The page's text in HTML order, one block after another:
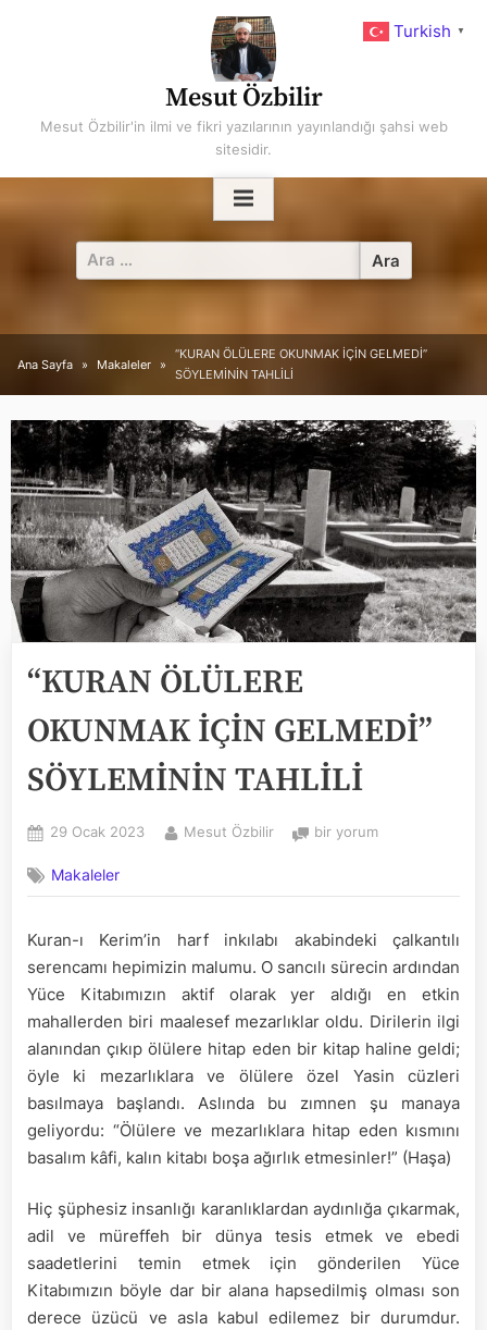
Mesut Özbilir
Mesut Özbilir'in ilmi ve fikri yazılarının yayınlandığı şahsi web
sitesidir.
Arama:
Ana Sayfa Makaleler
“KURAN ÖLÜLERE OKUNMAK İÇİN GELMEDİ”
SÖYLEMİNİN TAHLİLİ
“KURAN ÖLÜLERE
OKUNMAK İÇİN GELMEDİ”
SÖYLEMİNİN TAHLİLİ
Posted
29 Ocak 2023 By
Mesut Özbilir
“KURAN
İÇİN
SÖYLEMİNİN
TAHLİLİ
için
bir yorum
Makaleler
Kuran-ı Kerim’in harf inkılabı akabindeki çalkantılı
serencamı hepimizin malumu. O sancılı sürecin ardından
Yüce Kitabımızın aktif olarak yer aldığı en etkin
mahallerden biri maalesef mezarlıklar oldu. Dirilerin ilgi
alanından çıkıp ölülere hitap eden bir kitap haline geldi;
öyle ki mezarlıklara ve ölülere özel Yasin cüzleri
basılmaya başlandı. Aslında bu zımnen şu manaya
geliyordu: “Ölülere ve mezarlıklara hitap eden kısmını
basalım kâfi, kalın kitabı boşa ağırlık etmesinler!” (Haşa)
Hiç şüphesiz insanlığı karanlıklardan aydınlığa çıkarmak,
adil ve müreffeh bir dünya tesis etmek ve ebedi
saadetlerini temin etmek için gönderilen Yüce
Kitabımızın böyle dar bir alana hapsedilmiş olması son
derece üzücü ve asla kabul edilemez bir durumdur.
Turkish ▼